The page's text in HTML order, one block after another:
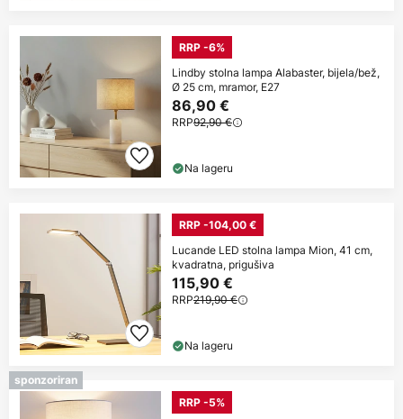
RRP -6%
Lindby stolna lampa Alabaster, bijela/bež,
Ø 25 cm, mramor, E27
86,90 €
RRP92,90 €
Na lageru
RRP -104,00 €
Lucande LED stolna lampa Mion, 41 cm,
kvadratna, prigušiva
115,90 €
RRP219,90 €
Na lageru
sponzoriran
RRP -5%